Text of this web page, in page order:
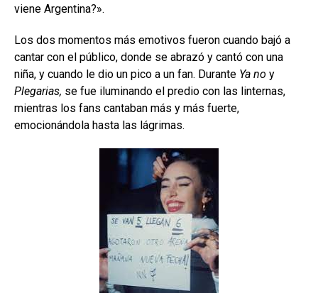
viene Argentina?».
Los dos momentos más emotivos fueron cuando bajó a
cantar con el público, donde se abrazó y cantó con una
niña, y cuando le dio un pico a un fan. Durante Ya no y
Plegarias, se fue iluminando el predio con las linternas,
mientras los fans cantaban más y más fuerte,
emocionándola hasta las lágrimas.